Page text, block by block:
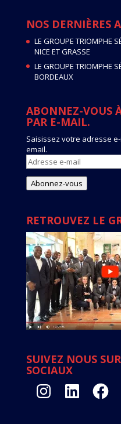
NOS DERNIÈRES
LE GROUPE TRIOMPHE
NICE ET GRASSE
LE GROUPE TRIOMPHE
BORDEAUX
ABONNEZ-VOUS
PAR E-MAIL.
Saisissez votre adresse
email.
Adresse
e-
mail
Abonnez-vous
RETROUVEZ LE
SUIVEZ NOUS
SOCIAUX
InstagramLinkedIn Facebook